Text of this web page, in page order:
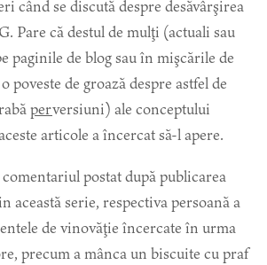
când se discută despre desăvârşirea
Pare că destul de mulţi (actuali sau
paginile de blog sau în mişcările de
poveste de groază despre astfel de
perversiuni) ale conceptului
articole a încercat să-l apere.
postat după publicarea
această serie, respectiva persoană a
de vinovăţie încercate în urma
precum a mânca un biscuite cu praf